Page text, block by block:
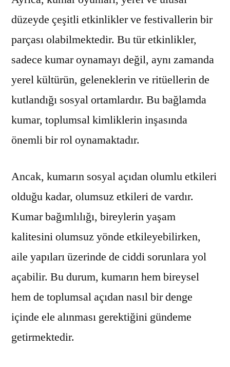
düzeyde çeşitli etkinlikler ve festivallerin bir
parçası olabilmektedir. Bu tür etkinlikler,
sadece kumar oynamayı değil, aynı zamanda
yerel kültürün, geleneklerin ve ritüellerin de
kutlandığı sosyal ortamlardır. Bu bağlamda
kumar, toplumsal kimliklerin inşasında
önemli bir rol oynamaktadır.
Ancak, kumarın sosyal açıdan olumlu etkileri
olduğu kadar, olumsuz etkileri de vardır.
Kumar bağımlılığı, bireylerin yaşam
kalitesini olumsuz yönde etkileyebilirken,
aile yapıları üzerinde de ciddi sorunlara yol
açabilir. Bu durum, kumarın hem bireysel
hem de toplumsal açıdan nasıl bir denge
içinde ele alınması gerektiğini gündeme
getirmektedir.